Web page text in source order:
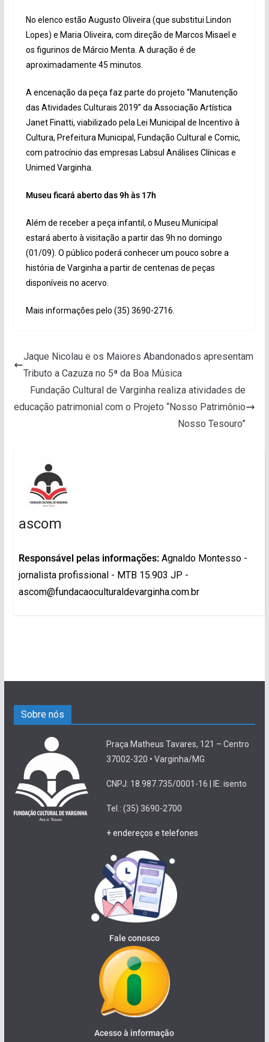
No elenco estão Augusto Oliveira (que substitui Lindon
Lopes) e Maria Oliveira, com direção de Marcos Misael e
os figurinos de Márcio Menta. A duração é de
aproximadamente 45 minutos.
A encenação da peça faz parte do projeto “Manutenção
das Atividades Culturais 2019” da Associação Artística
Janet Finatti, viabilizado pela Lei Municipal de Incentivo à
Cultura, Prefeitura Municipal, Fundação Cultural e Comic,
com patrocínio das empresas Labsul Análises Clínicas e
Unimed Varginha.
Museu ficará aberto das 9h às 17h
Além de receber a peça infantil, o Museu Municipal
estará aberto à visitação a partir das 9h no domingo
(01/09). O público poderá conhecer um pouco sobre a
história de Varginha a partir de centenas de peças
disponíveis no acervo.
Mais informações pelo (35) 3690-2716.
Jaque Nicolau e os Maiores Abandonados apresentam
Tributo a Cazuza no 5ª da Boa Música
Fundação Cultural de Varginha realiza atividades de
educação patrimonial com o Projeto “Nosso Patrimônio
Nosso Tesouro”
ascom
Responsável pelas informações:Agnaldo Montesso -
jornalista profissional - MTB 15.903 JP -
ascom@fundacaoculturaldevarginha.com.br
Sobre nós
Praça Matheus Tavares, 121 – Centro
37002-320 • Varginha/MG
CNPJ: 18.987.735/0001-16 | IE: isento
Tel.: (35) 3690-2700
+ endereços e telefones
Fale conosco
Acesso à informação